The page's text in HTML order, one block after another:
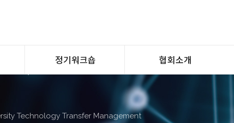
정기워크숍 협회소개
Kautm소개
회원대학
Technology Transfer Management